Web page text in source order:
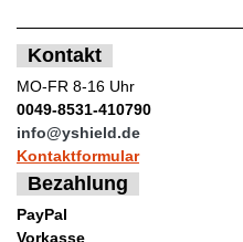
Kontakt
MO-FR 8-16 Uhr
0049-8531-410790
info@yshield.de
Kontaktformular
Bezahlung
PayPal
Vorkasse